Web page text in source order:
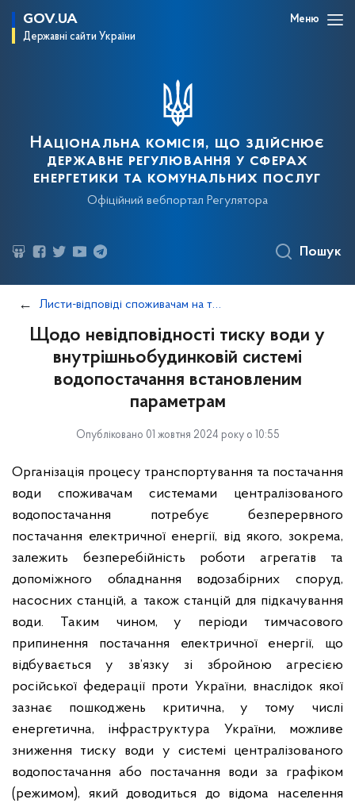
GOV.UA
Державні сайти України
Меню
Національна комісія, що здійснює
державне регулювання у сферах
енергетики та комунальних послуг
Офіційний вебпортал Регулятора
Пошук
Листи-відповіді споживачам на типові питання
Щодо невідповідності тиску води у
внутрішньобудинковій системі
водопостачання встановленим
параметрам
Опубліковано 01 жовтня 2024 року о 10:55
Організація процесу транспортування та постачання
води споживачам системами централізованого
водопостачання потребує безперервного
постачання електричної енергії, від якого, зокрема,
залежить безперебійність роботи агрегатів та
допоміжного обладнання водозабірних споруд,
насосних станцій, а також станцій для підкачування
води. Таким чином, у періоди тимчасового
припинення постачання електричної енергії, що
відбувається у зв’язку зі збройною агресією
російської федерації проти України, внаслідок якої
зазнає пошкоджень критична, у тому числі
енергетична, інфраструктура України, можливе
зниження тиску води у системі централізованого
водопостачання або постачання води за графіком
(режимом), який доводиться до відома населення